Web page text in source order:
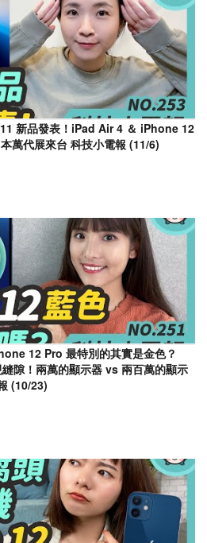
新品發表！iPad Air 4 ＆ iPhone 12
萬代展來台 科技小電報 (11/6)
12 Pro 最特別的其實是金色？
隙！兩萬的顯示器 vs 兩百萬的顯示
(10/23)